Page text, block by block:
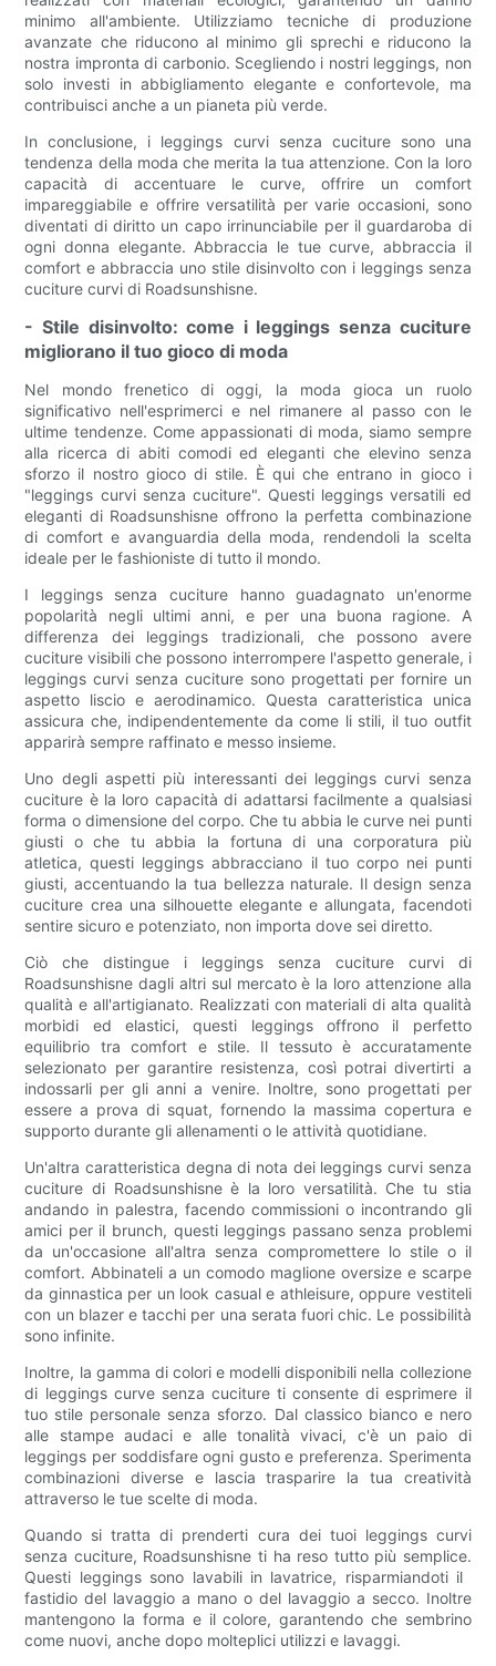
minimo all'ambiente. Utilizziamo tecniche di produzione
avanzate che riducono al minimo gli sprechi e riducono la
nostra impronta di carbonio. Scegliendo i nostri leggings, non
solo investi in abbigliamento elegante e confortevole, ma
contribuisci anche a un pianeta più verde.
In conclusione, i leggings curvi senza cuciture sono una
tendenza della moda che merita la tua attenzione. Con la loro
capacità di accentuare le curve, offrire un comfort
impareggiabile e offrire versatilità per varie occasioni, sono
diventati di diritto un capo irrinunciabile per il guardaroba di
ogni donna elegante. Abbraccia le tue curve, abbraccia il
comfort e abbraccia uno stile disinvolto con i leggings senza
cuciture curvi di Roadsunshisne.
- Stile disinvolto: come i leggings senza cuciture
migliorano il tuo gioco di moda
Nel mondo frenetico di oggi, la moda gioca un ruolo
significativo nell'esprimerci e nel rimanere al passo con le
ultime tendenze. Come appassionati di moda, siamo sempre
alla ricerca di abiti comodi ed eleganti che elevino senza
sforzo il nostro gioco di stile. È qui che entrano in gioco i
"leggings curvi senza cuciture". Questi leggings versatili ed
eleganti di Roadsunshisne offrono la perfetta combinazione
di comfort e avanguardia della moda, rendendoli la scelta
ideale per le fashioniste di tutto il mondo.
I leggings senza cuciture hanno guadagnato un'enorme
popolarità negli ultimi anni, e per una buona ragione. A
differenza dei leggings tradizionali, che possono avere
cuciture visibili che possono interrompere l'aspetto generale, i
leggings curvi senza cuciture sono progettati per fornire un
aspetto liscio e aerodinamico. Questa caratteristica unica
assicura che, indipendentemente da come li stili, il tuo outfit
apparirà sempre raffinato e messo insieme.
Uno degli aspetti più interessanti dei leggings curvi senza
cuciture è la loro capacità di adattarsi facilmente a qualsiasi
forma o dimensione del corpo. Che tu abbia le curve nei punti
giusti o che tu abbia la fortuna di una corporatura più
atletica, questi leggings abbracciano il tuo corpo nei punti
giusti, accentuando la tua bellezza naturale. Il design senza
cuciture crea una silhouette elegante e allungata, facendoti
sentire sicuro e potenziato, non importa dove sei diretto.
Ciò che distingue i leggings senza cuciture curvi di
Roadsunshisne dagli altri sul mercato è la loro attenzione alla
qualità e all'artigianato. Realizzati con materiali di alta qualità
morbidi ed elastici, questi leggings offrono il perfetto
equilibrio tra comfort e stile. Il tessuto è accuratamente
selezionato per garantire resistenza, così potrai divertirti a
indossarli per gli anni a venire. Inoltre, sono progettati per
essere a prova di squat, fornendo la massima copertura e
supporto durante gli allenamenti o le attività quotidiane.
Un'altra caratteristica degna di nota dei leggings curvi senza
cuciture di Roadsunshisne è la loro versatilità. Che tu stia
andando in palestra, facendo commissioni o incontrando gli
amici per il brunch, questi leggings passano senza problemi
da un'occasione all'altra senza compromettere lo stile o il
comfort. Abbinateli a un comodo maglione oversize e scarpe
da ginnastica per un look casual e athleisure, oppure vestiteli
con un blazer e tacchi per una serata fuori chic. Le possibilità
sono infinite.
Inoltre, la gamma di colori e modelli disponibili nella collezione
di leggings curve senza cuciture ti consente di esprimere il
tuo stile personale senza sforzo. Dal classico bianco e nero
alle stampe audaci e alle tonalità vivaci, c'è un paio di
leggings per soddisfare ogni gusto e preferenza. Sperimenta
combinazioni diverse e lascia trasparire la tua creatività
attraverso le tue scelte di moda.
Quando si tratta di prenderti cura dei tuoi leggings curvi
senza cuciture, Roadsunshisne ti ha reso tutto più semplice.
Questi leggings sono lavabili in lavatrice, risparmiandoti il ​​
fastidio del lavaggio a mano o del lavaggio a secco. Inoltre
mantengono la forma e il colore, garantendo che sembrino
come nuovi, anche dopo molteplici utilizzi e lavaggi.